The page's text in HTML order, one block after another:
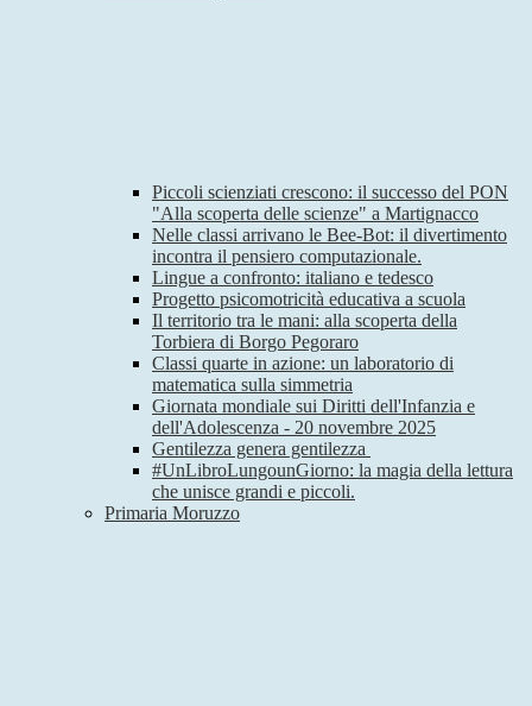
Piccoli scienziati crescono: il successo del PON
"Alla scoperta delle scienze" a Martignacco
Nelle classi arrivano le Bee-Bot: il divertimento
incontra il pensiero computazionale.
Lingue a confronto: italiano e tedesco
Progetto psicomotricità educativa a scuola
Il territorio tra le mani: alla scoperta della
Torbiera di Borgo Pegoraro
Classi quarte in azione: un laboratorio di
matematica sulla simmetria
Giornata mondiale sui Diritti dell'Infanzia e
dell'Adolescenza - 20 novembre 2025
Gentilezza genera gentilezza
#UnLibroLungounGiorno: la magia della lettura
che unisce grandi e piccoli.
Primaria Moruzzo